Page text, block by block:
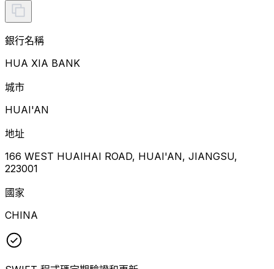
銀行名稱
HUA XIA BANK
城市
HUAI'AN
地址
166 WEST HUAIHAI ROAD, HUAI'AN, JIANGSU,
223001
國家
CHINA